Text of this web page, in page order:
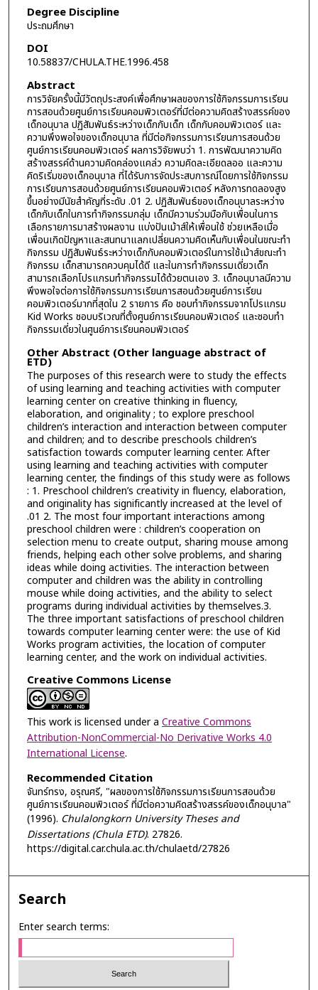
Degree Discipline
ประถมศึกษา
DOI
10.58837/CHULA.THE.1996.458
Abstract
การวิจัยครั้งนี้มีวัตถุประสงค์เพื่อศึกษาผลของการใช้กิจกรรมการเรียน
การสอนด้วยศูนย์การเรียนคอมพิวเตอร์ที่มีต่อความคิดสร้างสรรค์ของ
เด็กอนุบาล ปฏิสัมพันธ์ระหว่างเด็กกับเด็ก เด็กกับคอมพิวเตอร์ และ
ความพึงพอใจของเด็กอนุบาล ที่มีต่อกิจกรรมการเรียนการสอนด้วย
ศูนย์การเรียนคอมพิวเตอร์ ผลการวิจัยพบว่า 1. การพัฒนาความคิด
สร้างสรรค์ด้านความคิดคล่องแคล่ว ความคิดละเอียดลออ และความ
คิดริเริ่มของเด็กอนุบาล ที่ได้รับการจัดประสบการณ์โดยการใช้กิจกรรม
การเรียนการสอนด้วยศูนย์การเรียนคอมพิวเตอร์ หลังการทดลองสูง
ขึ้นอย่างมีนัยสำคัญที่ระดับ .01 2. ปฏิสัมพันธ์ของเด็กอนุบาลระหว่าง
เด็กกับเด็กในการทำกิจกรรมกลุ่ม เด็กมีความร่วมมือกับเพื่อนในการ
เลือกรายการมาสร้างผลงาน แบ่งปันเม้าส์ให้เพื่อนใช้ ช่วยเหลือเมื่อ
เพื่อนเกิดปัญหาและสนทนาแลกเปลี่ยนความคิดเห็นกับเพื่อนในขณะทำ
กิจกรรม ปฏิสัมพันธ์ระหว่างเด็กกับคอมพิวเตอร์ในการใช้เม้าส์ขณะทำ
กิจกรรม เด็กสามารถควบคุมได้ดี และในการทำกิจกรรมเดี่ยวเด็ก
สามารถเลือกโปรแกรมทำกิจกรรมได้ด้วยตนเอง 3. เด็กอนุบาลมีความ
พึงพอใจต่อการใช้กิจกรรมการเรียนการสอนด้วยศูนย์การเรียน
คอมพิวเตอร์มากที่สุดใน 2 รายการ คือ ชอบทำกิจกรรมจากโปรแกรม
Kid Works ชอบบริเวณที่ตั้งศูนย์การเรียนคอมพิวเตอร์ และชอบทำ
กิจกรรมเดี่ยวในศูนย์การเรียนคอมพิวเตอร์
Other Abstract (Other language abstract of
ETD)
The purposes of this research were to study the effects
of using learning and teaching activities with computer
learning center on creative thinking in fluency,
elaboration, and originality ; to explore preschool
children’s interaction and interaction between computer
and children; and to describe preschools children’s
satisfaction towards computer learning center. After
using learning and teaching activities with computer
learning center, the findings of this study were as follows
: 1. Preschool children’s creativity in fluency, elaboration,
and originality has significantly increased at the level of
.01 2. The most four important interactions among
preschool children were : children’s cooperation on
selection menu to create output, sharing mouse among
friends, helping each other solve problems, and sharing
ideas while doing activities. The interaction between
computer and children was the ability in controlling
mouse while doing activities, and the ability to select
programs during individual activities by themselves.3.
The three important satisfactions of preschool children
towards computer learning center were: the use of Kid
Works program activities, the location of computer
learning center, and the work on individual activities.
Creative Commons License
This work is licensed under a Creative Commons
Attribution-NonCommercial-No Derivative Works 4.0
International License.
Recommended Citation
จันทร์ทรง, อรุณศรี, "ผลของการใช้กิจกรรมการเรียนการสอนด้วย
ศูนย์การเรียนคอมพิวเตอร์ ที่มีต่อความคิดสร้างสรรค์ของเด็กอนุบาล"
(1996). Chulalongkorn University Theses and
Dissertations (Chula ETD). 27826.
https://digital.car.chula.ac.th/chulaetd/27826
Search
Enter search terms: